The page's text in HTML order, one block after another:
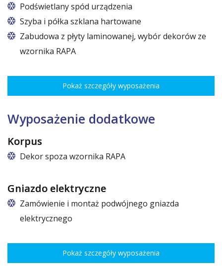
Podświetlany spód urządzenia
Szyba i półka szklana hartowane
Zabudowa z płyty laminowanej, wybór dekorów ze
wzornika RAPA
Pokaż szczegóły wyposażenia
Wyposażenie dodatkowe
Korpus
Dekor spoza wzornika RAPA
Gniazdo elektryczne
Zamówienie i montaż podwójnego gniazda
elektrycznego
Pokaż szczegóły wyposażenia